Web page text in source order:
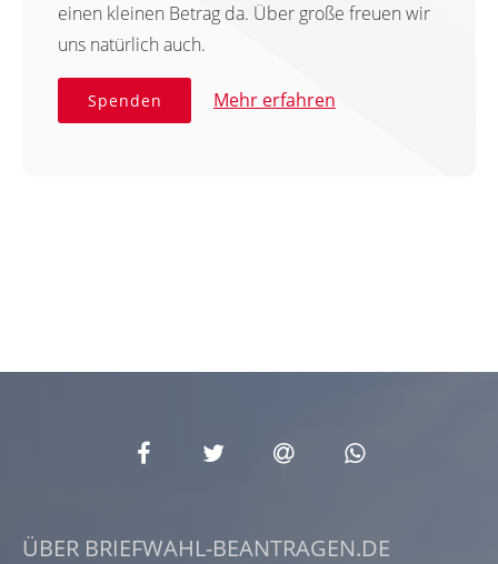
einen kleinen Betrag da. Über große freuen wir
uns natürlich auch.
Spenden Mehr erfahren
ÜBER BRIEFWAHL-BEANTRAGEN.DE